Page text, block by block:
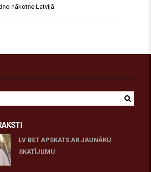
nākotne Latvijā
LV BET APSKATS AR JAUNĀKU
SKATĪJUMU